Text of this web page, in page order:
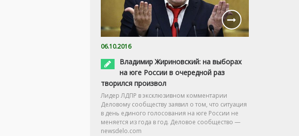
06.10.2016
Владимир Жириновский: на выборах
на юге России в очередной раз
творился произвол
Лидер ЛДПР в эксклюзивном комментарии
Деловому сообществу заявил о том, что ситуация
в день единого голосования на юге России не
меняется из года в год. Деловое сообщество —
newsdelo.com